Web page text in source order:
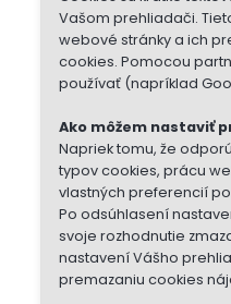
Vašom prehliadači.
webové stránky a ich
cookies. Pomocou
používať (napríklad
Ako môžem nastaviť
Napriek tomu, že
typov cookies, prácu
vlastných preferencií
Po odsúhlasení
svoje rozhodnutie
nastavení Vášho
premazaniu cookies